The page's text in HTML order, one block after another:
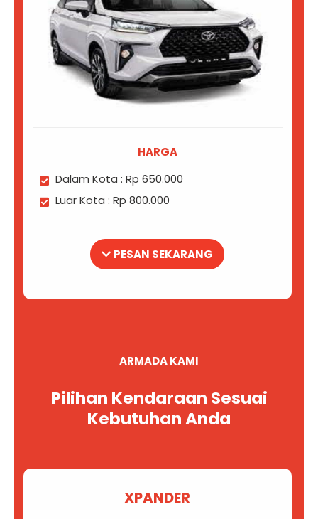
HARGA
Dalam Kota : Rp 650.000
Luar Kota : Rp 800.000
PESAN SEKARANG
ARMADA KAMI
Pilihan Kendaraan Sesuai
Kebutuhan Anda
XPANDER